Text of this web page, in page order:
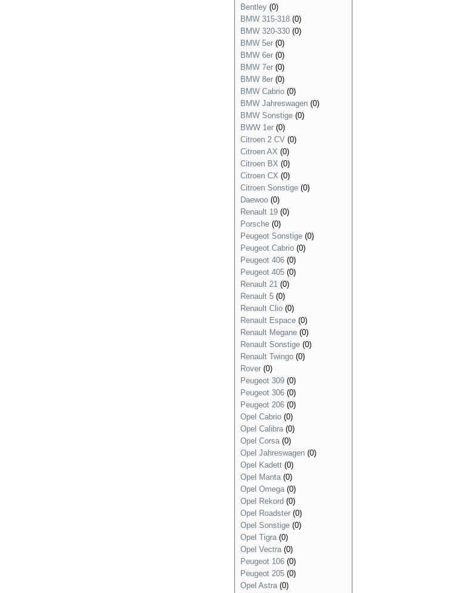
Bentley (0)
BMW 315-318 (0)
BMW 320-330 (0)
BMW 5er (0)
BMW 6er (0)
BMW 7er (0)
BMW 8er (0)
BMW Cabrio (0)
BMW Jahreswagen (0)
BMW Sonstige (0)
BWW 1er(0)
Citroen 2 CV (0)
Citroen AX (0)
Citroen BX (0)
Citroen CX (0)
Citroen Sonstige (0)
Daewoo (0)
Renault 19 (0)
Porsche (0)
Peugeot Sonstige (0)
Peugeot Cabrio (0)
Peugeot 406 (0)
Peugeot 405 (0)
Renault 21 (0)
Renault 5 (0)
Renault Clio (0)
Renault Espace (0)
Renault Megane (0)
Renault Sonstige (0)
Renault Twingo (0)
Rover (0)
Peugeot 309 (0)
Peugeot 306 (0)
Peugeot 206 (0)
Opel Cabrio (0)
Opel Calibra (0)
Opel Corsa (0)
Opel Jahreswagen (0)
Opel Kadett (0)
Opel Manta (0)
Opel Omega (0)
Opel Rekord (0)
Opel Roadster (0)
Opel Sonstige (0)
Opel Tigra (0)
Opel Vectra (0)
Peugeot 106 (0)
Peugeot 205 (0)
Opel Astra (0)